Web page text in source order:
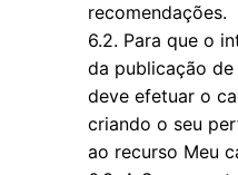
recomendações.
6.2. Para que o
da publicação
deve efetuar o
criando o seu
ao recurso Meu